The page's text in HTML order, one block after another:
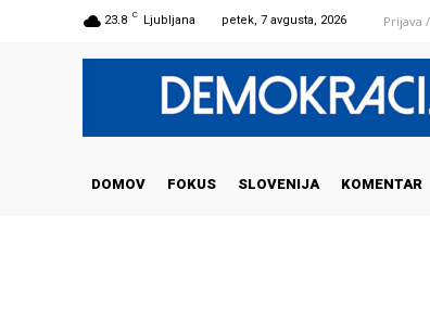
23.8 C Ljubljana petek, 7 avgusta, 2026 Prijava
DOMOV FOKUS SLOVENIJA KOMENTAR